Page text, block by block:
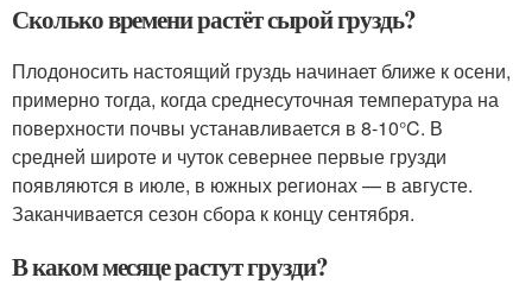
Сколько времени растёт сырой груздь?
Плодоносить настоящий груздь начинает ближе к осени,
примерно тогда, когда среднесуточная температура на
поверхности почвы устанавливается в 8-10°C. В
средней широте и чуток севернее первые грузди
появляются в июле, в южных регионах — в августе.
Заканчивается сезон сбора к концу сентября.
В каком месяце растут грузди?